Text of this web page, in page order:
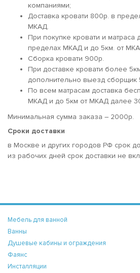
компаниями;
Доставка кровати 800р. в
МКАД.
При покупке кровати и матраса
пределах МКАД и до 5км. от
Сборка кровати 900р.
При доставке кровати более
дополнительно выезд сборщик
По всем матрасам доставка
МКАД и до 5км от МКАД далее
Минимальная сумма заказа – 2000р.
Сроки доставки
в Москве и других городов РФ срок
из рабочих дней срок доставки не
Мебель для ванной
Ванны
Душевые кабины и ограждения
Фаянс
Инсталляции